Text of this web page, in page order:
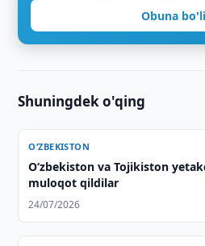
Obuna
Shuningdek o'qing
O‘ZBEKISTON
O‘zbekiston va Tojikiston
muloqot qildilar
24/07/2026